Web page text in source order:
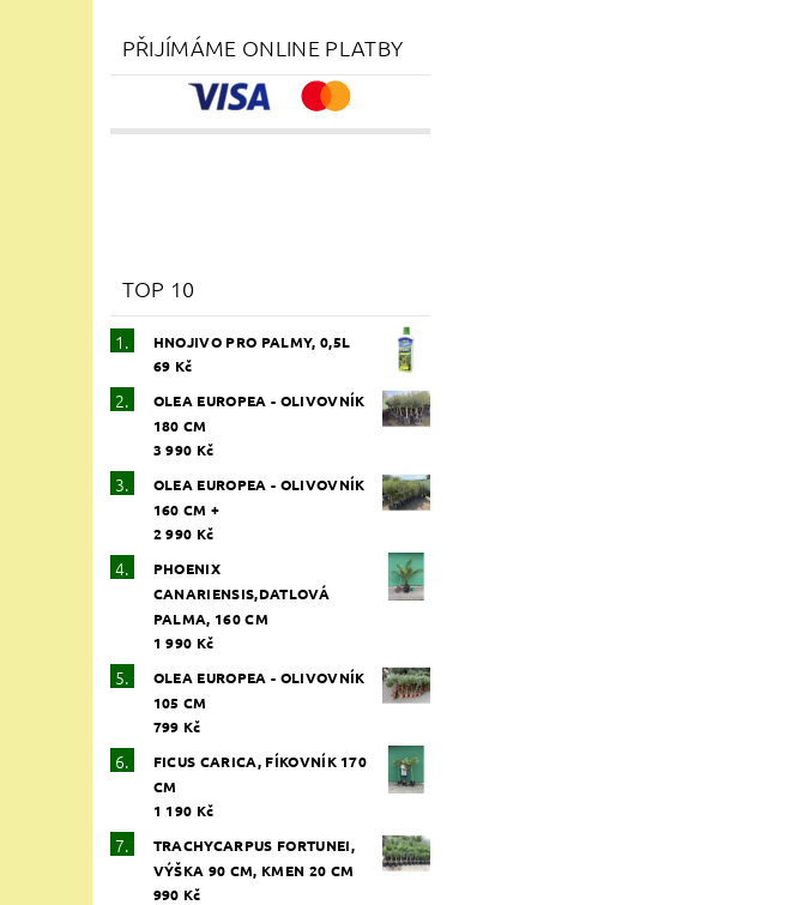
PŘIJÍMÁME ONLINE PLATBY
TOP 10
HNOJIVO PRO PALMY, 0,5L
69 Kč
OLEA EUROPEA - OLIVOVNÍK
180 CM
3 990 Kč
OLEA EUROPEA - OLIVOVNÍK
160 CM +
2 990 Kč
PHOENIX
CANARIENSIS,DATLOVÁ
PALMA, 160 CM
1 990 Kč
OLEA EUROPEA - OLIVOVNÍK
105 CM
799 Kč
FICUS CARICA, FÍKOVNÍK 170
CM
1 190 Kč
TRACHYCARPUS FORTUNEI,
VÝŠKA 90 CM, KMEN 20 CM
990 Kč